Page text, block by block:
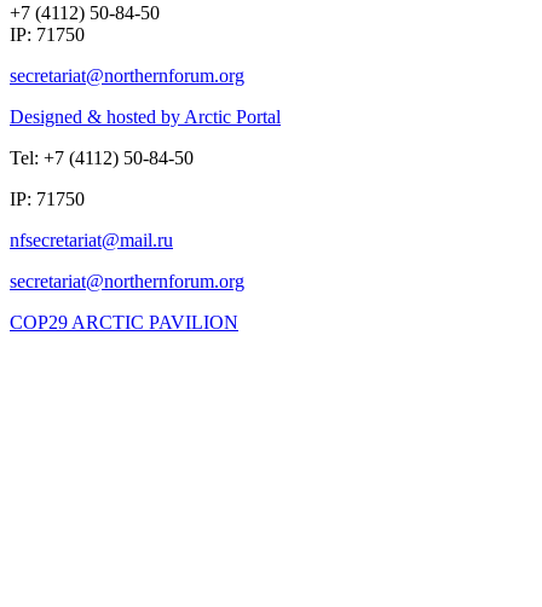
+7 (4112) 50-84-50
IP: 71750
Designed & hosted by Arctic Portal
Tel: +7 (4112) 50-84-50
IP: 71750
COP29 ARCTIC PAVILION